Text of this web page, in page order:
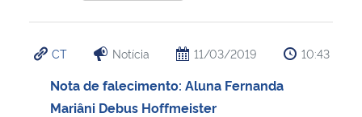
CT Notícia 11/03/2019 10:43
Nota de falecimento: Aluna Fernanda
Mariâni Debus Hoffmeister